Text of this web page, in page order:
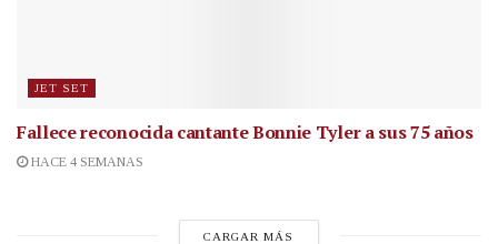
JET SET
Fallece reconocida cantanteBonnie Tyler a sus 75 años
HACE 4 SEMANAS
CARGAR MÁS